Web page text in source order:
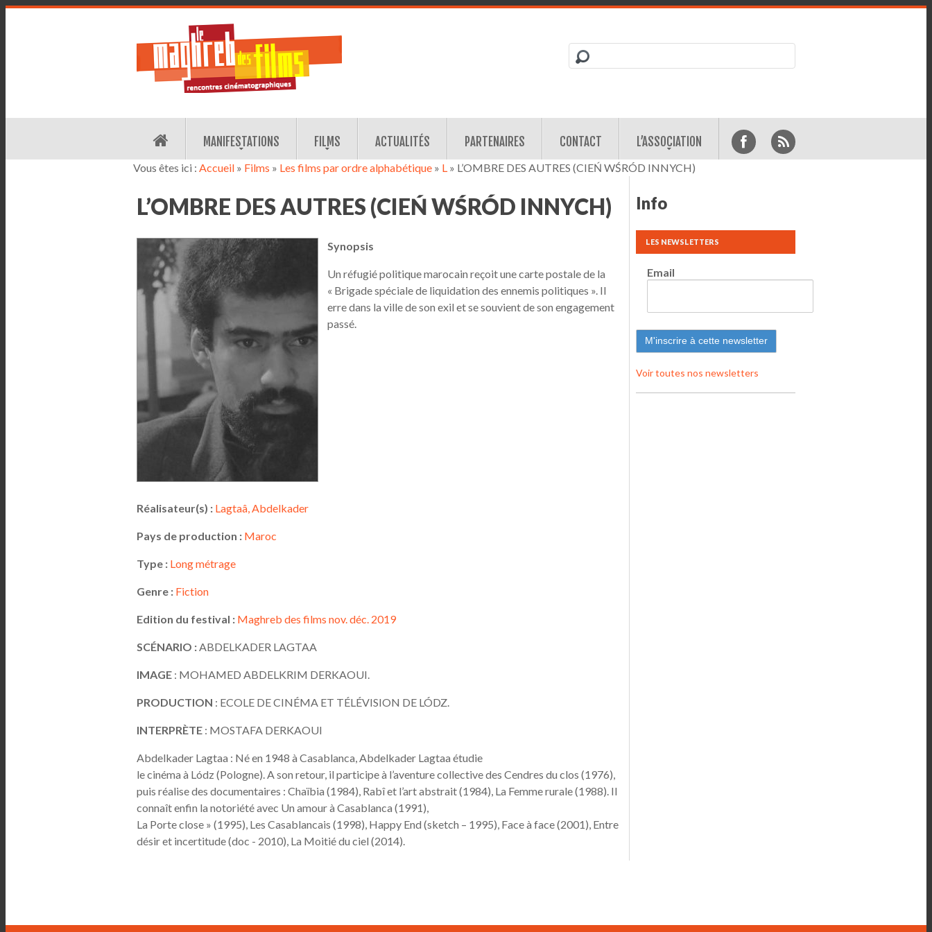
MANIFESTATIONS FILMS ACTUALITÉS PARTENAIRES CONTACT L’ASSOCIATION
Vous êtes ici : Accueil » Films » Les films par ordre alphabétique » L » L’OMBRE DES AUTRES (CIEŃ WŚRÓD INNYCH)
L’OMBRE DES AUTRES (CIEŃ WŚRÓD INNYCH)
Synopsis
Un réfugié politique marocain reçoit une carte postale de la
« Brigade spéciale de liquidation des ennemis politiques ». Il
erre dans la ville de son exil et se souvient de son engagement
passé.
Réalisateur(s) : Lagtaâ, Abdelkader
Pays de production : Maroc
Type : Long métrage
Genre : Fiction
Edition du festival : Maghreb des films nov. déc. 2019
SCÉNARIO :ABDELKADER LAGTAA
IMAGE : MOHAMED ABDELKRIM DERKAOUI.
PRODUCTION : ECOLE DE CINÉMA ET TÉLÉVISION DE LÓDZ.
INTERPRÈTE : MOSTAFA DERKAOUI
Abdelkader Lagtaa : Né en 1948 à Casablanca, Abdelkader Lagtaa étudie
le cinéma à Lódz (Pologne). A son retour, il participe à l’aventure collective des Cendres du clos (1976),
puis réalise des documentaires : Chaïbia (1984), Rabî et l’art abstrait (1984), La Femme rurale (1988). Il
connaît enfin la notoriété avec Un amour à Casablanca (1991),
La Porte close » (1995), Les Casablancais (1998), Happy End (sketch – 1995), Face à face (2001), Entre
désir et incertitude (doc - 2010), La Moitié du ciel (2014).
Info
LES NEWSLETTERS
Email
Voir toutes nos newsletters